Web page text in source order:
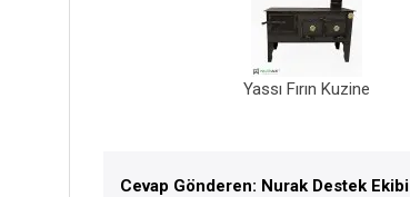
Yassı Fırın Kuzine
Cevap Gönderen: Nurak Destek Ekibi